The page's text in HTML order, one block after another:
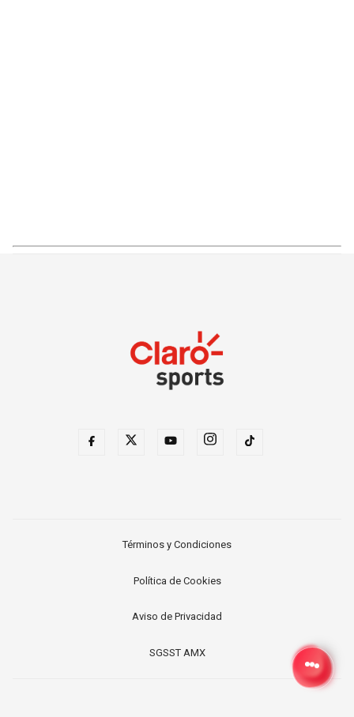
Términos y Condiciones
Política de Cookies
Aviso de Privacidad
SGSST AMX